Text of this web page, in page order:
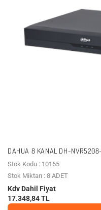
DAHUA 8 KANAL DH-
Stok Kodu : 10165
Stok Miktarı : 8 ADET
Kdv Dahil Fiyat
17.348,84 TL